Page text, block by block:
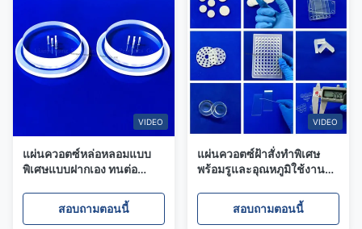
VIDEO
แผ่นควอตซ์หล่อหลอมแบบ
พิเศษแบบฝากเอง ทนต่อ
ในการส่งแสง 92%
สอบถามตอนนี้
VIDEO
แผ่นควอตซ์ฝ้าสั่งทำพิเศษ
พร้อมรูและอุณหภูมิใช้งาน
สอบถามตอนนี้